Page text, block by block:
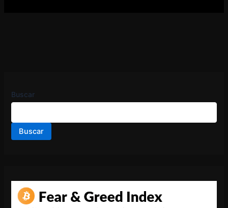
Buscar
Buscar